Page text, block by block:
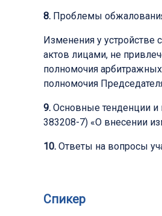
8. Проблемы
Изменения у устройстве
актов лицами, не
полномочия
полномочия
9. Основные тенденции и
383208-7) «О внесении
10. Ответы на вопросы
Спикер